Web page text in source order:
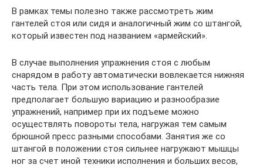
В рамках темы полезно также рассмотреть жим
гантелей стоя или сидя и аналогичный жим со штангой,
который известен под названием «армейский».
В случае выполнения упражнения стоя с любым
снарядом в работу автоматически вовлекается нижняя
часть тела. При этом использование гантелей
предполагает большую вариацию и разнообразие
упражнений, например при их подъеме можно
осуществлять повороты тела, нагружая тем самым
брюшной пресс разными способами. Занятия же со
штангой в положении стоя сильнее нагружают мышцы
ног за счет иной техники исполнения и больших весов,